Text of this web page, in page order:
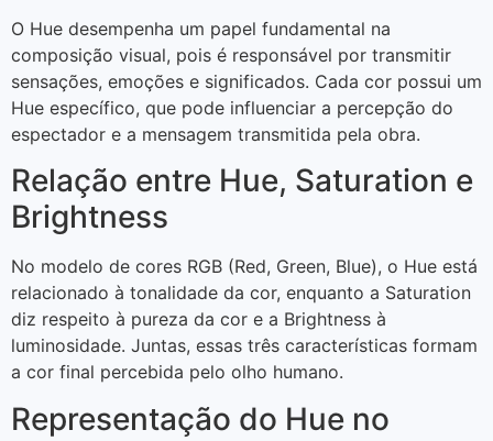
O Hue desempenha um papel fundamental na
composição visual, pois é responsável por transmitir
sensações, emoções e significados. Cada cor possui um
Hue específico, que pode influenciar a percepção do
espectador e a mensagem transmitida pela obra.
Relação entre Hue, Saturation e
Brightness
No modelo de cores RGB (Red, Green, Blue), o Hue está
relacionado à tonalidade da cor, enquanto a Saturation
diz respeito à pureza da cor e a Brightness à
luminosidade. Juntas, essas três características formam
a cor final percebida pelo olho humano.
Representação do Hue no